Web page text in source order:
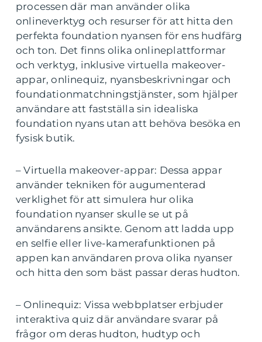
processen där man använder olika
onlineverktyg och resurser för att hitta den
perfekta foundation nyansen för ens hudfärg
och ton. Det finns olika onlineplattformar
och verktyg, inklusive virtuella makeover-
appar, onlinequiz, nyansbeskrivningar och
foundationmatchningstjänster, som hjälper
användare att fastställa sin idealiska
foundation nyans utan att behöva besöka en
fysisk butik.
– Virtuella makeover-appar: Dessa appar
använder tekniken för augumenterad
verklighet för att simulera hur olika
foundation nyanser skulle se ut på
användarens ansikte. Genom att ladda upp
en selfie eller live-kamerafunktionen på
appen kan användaren prova olika nyanser
och hitta den som bäst passar deras hudton.
– Onlinequiz: Vissa webbplatser erbjuder
interaktiva quiz där användare svarar på
frågor om deras hudton, hudtyp och